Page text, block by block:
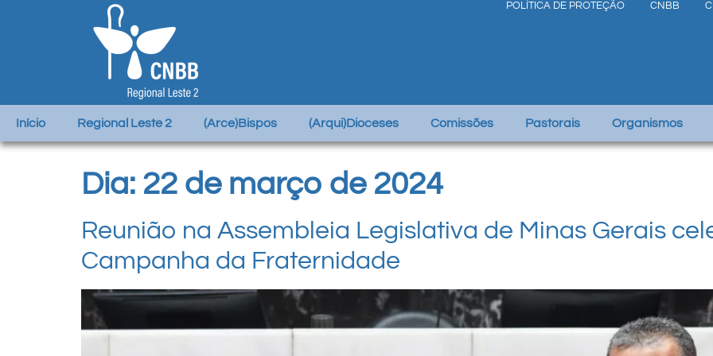
POLÍTICA DE PROTEÇÃO CNBB
Início Regional Leste 2 (Arce)Bispos (Arqui)Dioceses Comissões Pastorais Organismos
Dia: 22 de março de 2024
Reunião na Assembleia Legislativa de Minas Gerais
Campanha da Fraternidade